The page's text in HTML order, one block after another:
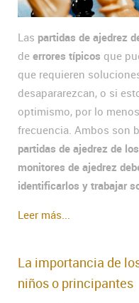
Las partidas de ajedrez
de errores típicos que
que requieren
desapararezcan, o si
optimismo, por lo
frecuencia. Ambos son
partidas de ajedrez de
monitores de ajedrez
identificarlos y trabajar
Leer más...
La importancia de
niños o principantes